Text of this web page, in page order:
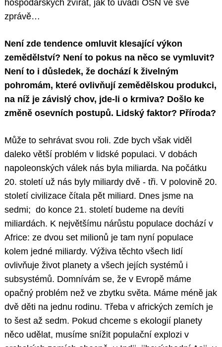
hospodářských zvířat, jak to uvádí OSN ve své
zprávě…
Není zde tendence omluvit klesající výkon
zemědělství? Není to pokus na něco se vymluvit?
Není to i důsledek, že dochází k živelným
pohromám, které ovlivňují zemědělskou produkci,
na níž je závislý chov, jde-li o krmiva? Došlo ke
změně osevních postupů. Lidský faktor? Příroda?
Může to sehrávat svou roli. Zde bych však viděl
daleko větší problém v lidské populaci. V dobách
napoleonských válek nás byla miliarda. Na počátku
20. století už nás byly miliardy dvě - tři. V polovině 20.
století civilizace čítala pět miliard. Dnes jsme na
sedmi; do konce 21. století budeme na devíti
miliardách. K největšímu nárůstu populace dochází v
Africe: ze dvou set milionů je tam nyní populace
kolem jedné miliardy. Výživa těchto všech lidí
ovlivňuje život planety a všech jejích systémů i
subsystémů. Domnívám se, že v Evropě máme
opačný problém než ve zbytku světa. Máme méně jak
dvě děti na jednu rodinu. Třeba v afrických zemích je
to šest až sedm. Pokud chceme s ekologií planety
něco udělat, musíme snížit populační explozi v